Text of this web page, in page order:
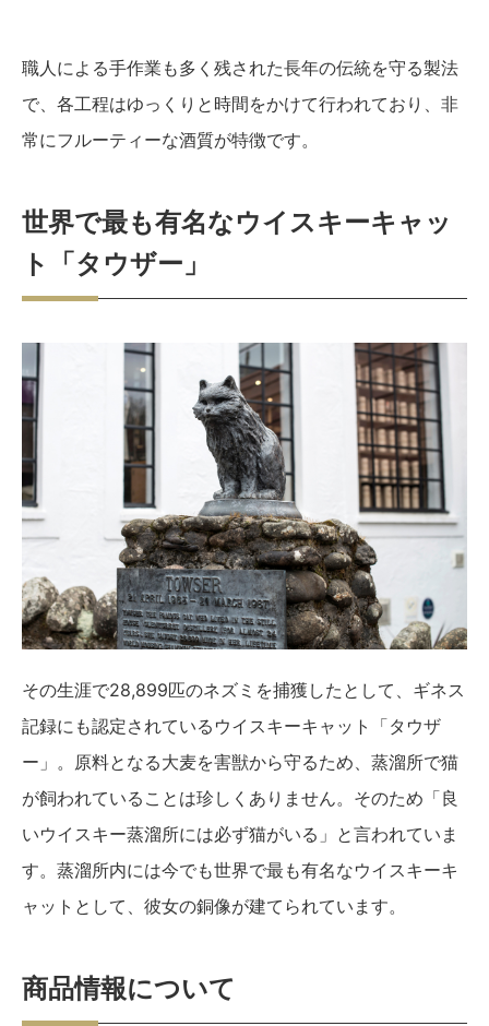
職人による手作業も多く残された長年の伝統を守る製法
で、各工程はゆっくりと時間をかけて行われており、非
常にフルーティーな酒質が特徴です。
世界で最も有名なウイスキーキャッ
ト「タウザー」
その生涯で28,899匹のネズミを捕獲したとして、ギネス
記録にも認定されているウイスキーキャット「タウザ
ー」。原料となる大麦を害獣から守るため、蒸溜所で猫
が飼われていることは珍しくありません。そのため「良
いウイスキー蒸溜所には必ず猫がいる」と言われていま
す。蒸溜所内には今でも世界で最も有名なウイスキーキ
ャットとして、彼女の銅像が建てられています。
商品情報について